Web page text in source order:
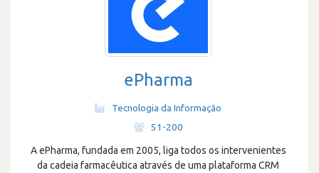
ePharma
Tecnologia da Informação
51-200
A ePharma, fundada em 2005, liga todos os intervenientes
da cadeia farmacêutica através de uma plataforma CRM